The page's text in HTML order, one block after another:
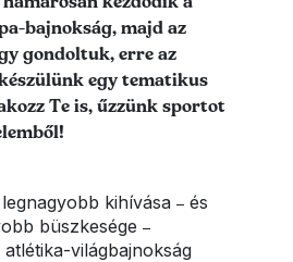
bajnokság, majd az
gondoltuk, erre az
egy tematikus
Te is, űzzünk sportot
kihívása – és
büszkesége –
világbajnokság